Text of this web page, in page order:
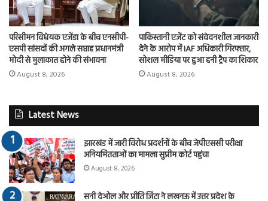
परिसीमन विधेयक एजेंडा के बीच एनसीपी-
एसपी सांसदों की अगले सप्ताह प्रधानमंत्री
मोदी से मुलाकात होने की संभावना
August 8, 2026
पाकिस्तानी एजेंट को संवेदनशील जानकारी
देने के आरोप में IAF अधिकारी गिरफ्तार,
सोशल मीडिया पर हुआ हनी ट्रैप का शिकार
August 8, 2026
Latest News
झारखंड में जारी विरोध प्रदर्शनों के बीच जेपीएससी परीक्षा
अनियमितताओं का मामला सुप्रीम कोर्ट पहुंचा
August 8, 2026
सनी देओल और प्रीति जिंटा ने लखनऊ में उत्तर प्रदेश के